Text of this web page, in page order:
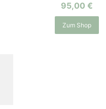
95,00 €
Zum Shop